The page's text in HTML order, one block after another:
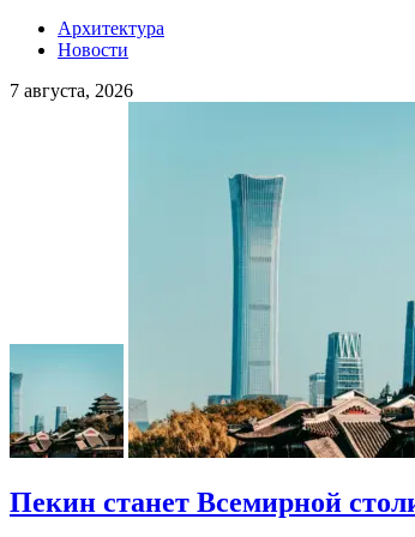
Архитектура
Новости
7 августа, 2026
Пекин станет Всемирной